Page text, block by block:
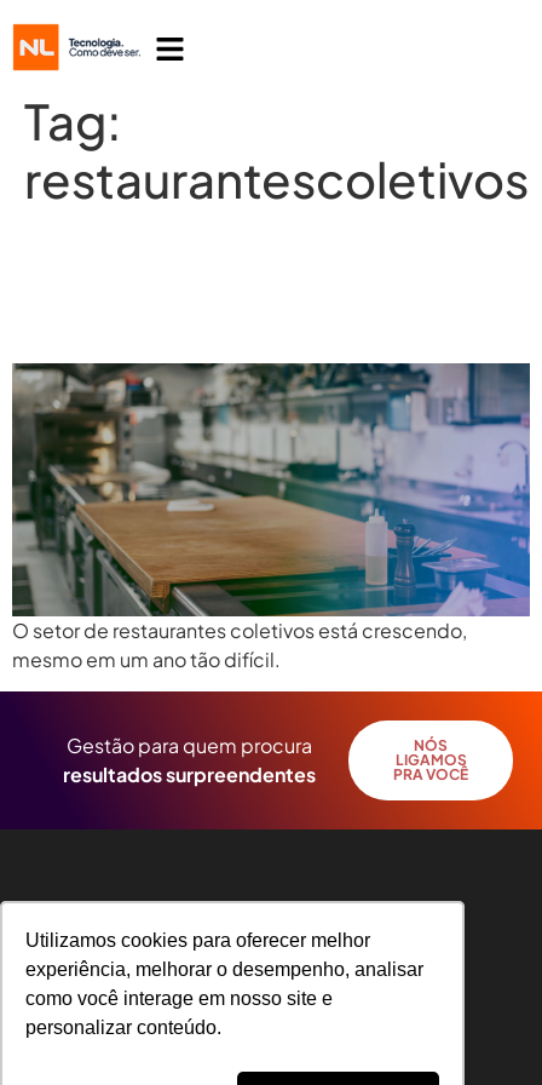
Utilizamos cookies para oferecer melhor
experiência, melhorar o desempenho, analisar
como você interage em nosso site e
personalizar conteúdo.
Utilizamos cookies para oferecer melhor
experiência, melhorar o desempenho, analisar
como você interage em nosso site e
personalizar conteúdo.
Tag:
restaurantescoletivos
O setor de restaurantes coletivos está crescendo,
mesmo em um ano tão difícil.
Gestão para quem procura
resultados surpreendentes
NÓS
LIGAMOS
PRA VOCÊ
R. Angelo Michelin, 31 – Universitário, Caxias